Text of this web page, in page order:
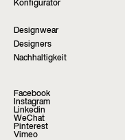
Konfigurator
Designwear
Designers
Nachhaltigkeit
Facebook
Instagram
Linkedin
WeChat
Pinterest
Vimeo